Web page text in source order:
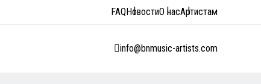
FAQНовостиО насАртистам
info@bnmusic-artists.com